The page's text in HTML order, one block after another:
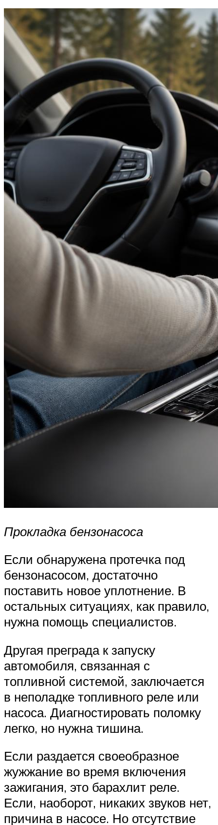
Прокладка бензонасоса
Если обнаружена протечка под
бензонасосом, достаточно
поставить новое уплотнение. В
остальных ситуациях, как правило,
нужна помощь специалистов.
Другая преграда к запуску
автомобиля, связанная с
топливной системой, заключается
в неполадке топливного реле или
насоса. Диагностировать поломку
легко, но нужна тишина.
Если раздается своеобразное
жужжание во время включения
зажигания, это барахлит реле.
Если, наоборот, никаких звуков нет,
причина в насосе. Но отсутствие